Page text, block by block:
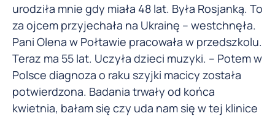
urodziła mnie gdy miała 48 lat. Była Rosjanką. To
za ojcem przyjechała na Ukrainę – westchnęła.
Pani Olena w Połtawie pracowała w przedszkolu.
Teraz ma 55 lat. Uczyła dzieci muzyki. – Potem w
Polsce diagnoza o raku szyjki macicy została
potwierdzona. Badania trwały od końca
kwietnia, bałam się czy uda nam się w tej klinice